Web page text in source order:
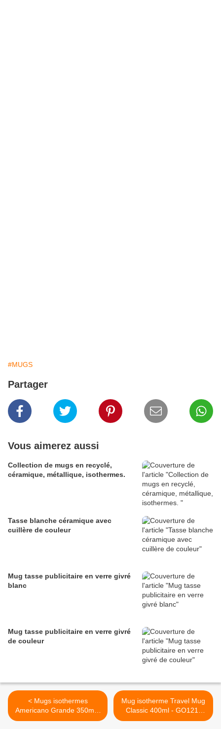
#MUGS
Partager
Vous aimerez aussi
Collection de mugs en recyclé,
céramique, métallique, isothermes.
Tasse blanche céramique avec
cuillère de couleur
Mug tasse publicitaire en verre givré
blanc
Mug tasse publicitaire en verre givré
de couleur
< Mugs isothermes
Americano Grande 350ml -
GO110-16DR1415
Mug isotherme Travel Mug
Classic 400ml - GO121-
16M17327 >